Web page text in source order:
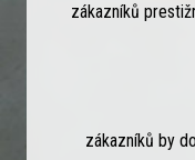
zákazníků
zákazníků by